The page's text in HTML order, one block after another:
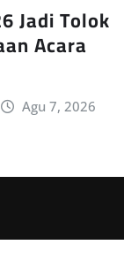
Jadi Tolok
Acara
Agu 7, 2026